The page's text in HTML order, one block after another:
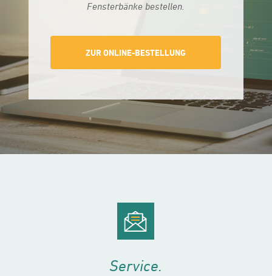
Fensterbänke bestellen.
ZUR ONLINE-BESTELLUNG
Service.